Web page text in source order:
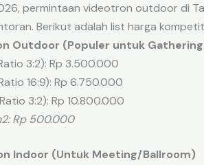
permintaan videotron outdoor di
Berikut adalah list harga
Outdoor (Populer untuk
3:2): Rp 3.500.000
16:9): Rp 6.750.000
3:2): Rp 10.800.000
Rp 500.000
Indoor (Untuk Meeting/Ballroom)